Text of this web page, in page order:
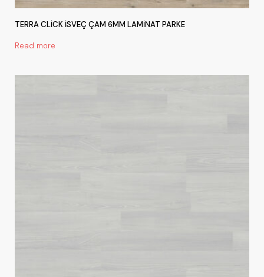
TERRA CLİCK İSVEÇ ÇAM 6MM LAMİNAT PARKE
Read more